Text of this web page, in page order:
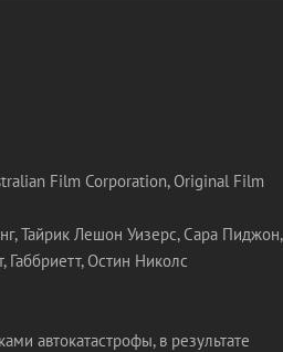
Film Corporation, Original Film
Тайрик Лешон Уизерс, Сара Пиджон,
Остин Николс
автокатастрофы, в результате